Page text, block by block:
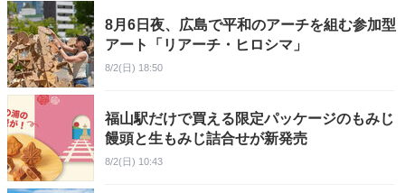
8月6日夜、広島で平和のアーチを組む参加型
アート「リアーチ・ヒロシマ」
8/2(日) 18:50
福山駅だけで買える限定パッケージのもみじ
饅頭と生もみじ詰合せが新発売
8/2(日) 10:43